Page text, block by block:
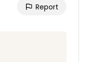
Report